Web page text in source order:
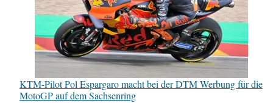
KTM-Pilot Pol Espargaro macht bei der DTM Werbung für die
MotoGP auf dem Sachsenring